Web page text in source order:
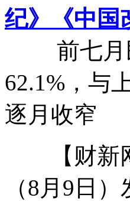
纪》《中国
前七月民
62.1%，与
逐月收窄
【财新网
（8月9日